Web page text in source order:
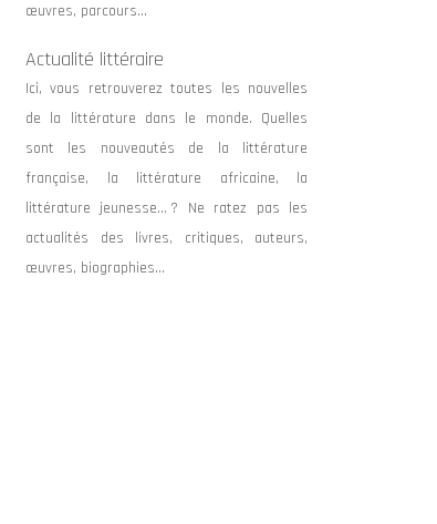
œuvres, parcours…
Actualité littéraire
Ici, vous retrouverez toutes les nouvelles
de la littérature dans le monde. Quelles
sont les nouveautés de la littérature
française, la littérature africaine, la
littérature jeunesse… ? Ne ratez pas les
actualités des livres, critiques, auteurs,
œuvres, biographies…